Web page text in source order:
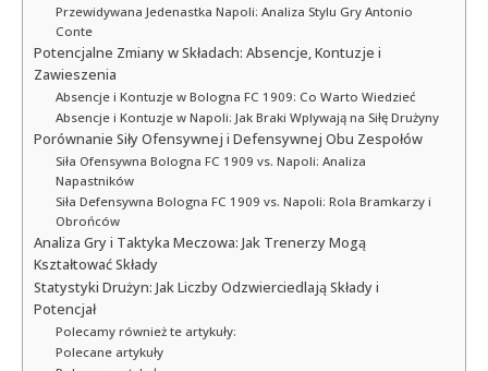
Przewidywana Jedenastka Napoli: Analiza Stylu Gry Antonio
Conte
Potencjalne Zmiany w Składach: Absencje, Kontuzje i
Zawieszenia
Absencje i Kontuzje w Bologna FC 1909: Co Warto Wiedzieć
Absencje i Kontuzje w Napoli: Jak Braki Wplywają na Siłę Drużyny
Porównanie Siły Ofensywnej i Defensywnej Obu Zespołów
Siła Ofensywna Bologna FC 1909 vs. Napoli: Analiza
Napastników
Siła Defensywna Bologna FC 1909 vs. Napoli: Rola Bramkarzy i
Obrońców
Analiza Gry i Taktyka Meczowa: Jak Trenerzy Mogą
Kształtować Składy
Statystyki Drużyn: Jak Liczby Odzwierciedlają Składy i
Potencjał
Polecamy również te artykuły:
Polecane artykuły